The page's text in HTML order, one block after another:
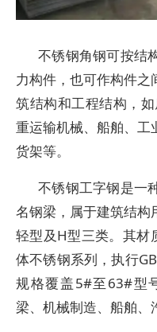
不锈钢角钢可按结
力构件，也可作构件之
筑结构和工程结构，
重运输机械、船舶、工
货架等。
不锈钢工字钢是一
名钢梁，属于建筑结构
轻型及H型三类。其材
体不锈钢系列，执行
规格覆盖5#至63#型
梁、机械制造、船舶、